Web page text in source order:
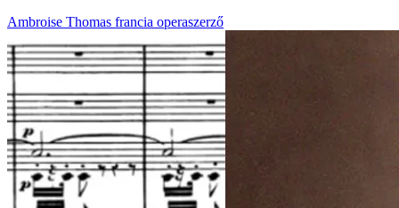
Ambroise Thomas francia operaszerző